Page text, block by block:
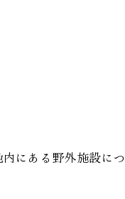
にある野外施設につ